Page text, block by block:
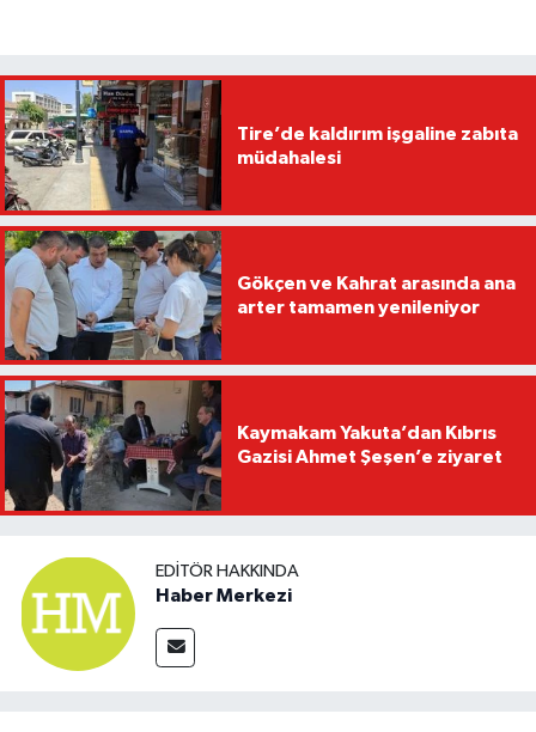
Tire’de kaldırım işgaline zabıta
müdahalesi
Gökçen ve Kahrat arasında ana
arter tamamen yenileniyor
Kaymakam Yakuta’dan Kıbrıs
Gazisi Ahmet Şeşen’e ziyaret
EDITÖR HAKKINDA
Haber Merkezi